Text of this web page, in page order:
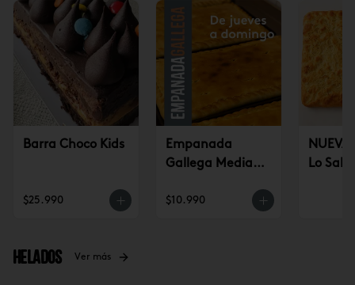
Barra Choco Kids
$25.990
Empanada
Gallega Mediana
domingo)
$10.990
Lo
Helados Ver más